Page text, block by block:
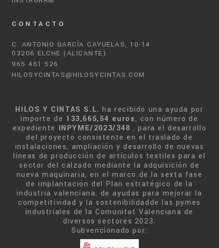
CONTACTO
C. ANTONIO GARCÍA CAYUELAS, 10-14
03206 ELCHE (ALICANTE)
965 461 526
HILOSYCINTAS@HILOSYCINTAS.COM
HILOS Y CINTAS S.L. ha recibido una ayuda por
importe de 133,665,54 euros, con número de
expediente INPYME/2023/348 , para el desarrollo
del proyecto consistente en el traslado de
instalaciones, ampliación y desarrollo de nuevas
líneas de producción de artículos textiles para el
sector del calzado mediante la adquisición de
nueva maquinaria, en el marco de la sexta fase
de implantación del Plan estratégico de la
industria valenciana, de ayudas para mejorar la
competitividad y la sostenibilidadde las pymes
industriales de la Comunitat Valenciana de
diversos sectores 2023.
Subvencionado por: